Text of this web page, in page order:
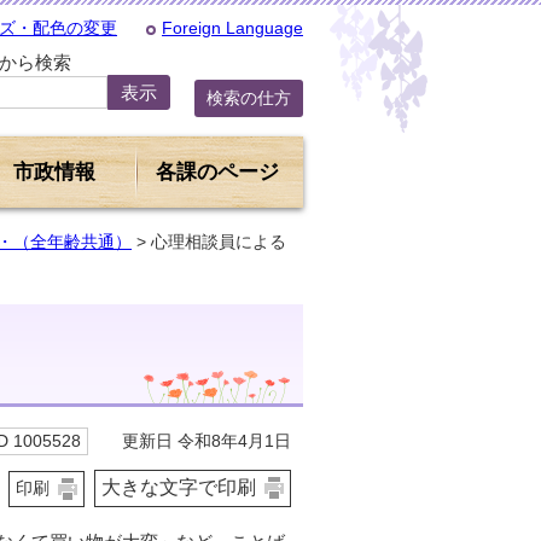
・配色の変更 Foreign Language
ら検索
検索の仕方
市政情報 各課のページ
（全年齢共通）
> 心理相談員による
1005528 更新日 令和8年4月1日
印刷 大きな文字で印刷